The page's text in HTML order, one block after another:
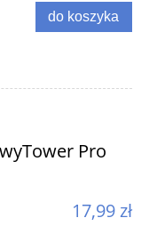
do koszyka
Pro
17,99 zł